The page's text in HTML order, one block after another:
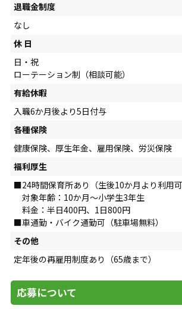
退職金制度
なし
休 日
日・祝
ローテーション制（相談可能）
有給休暇
入職6か月後より5日付与
各種保険
健康保険、厚生年金、雇用保険、労災保険
福利厚生
■24時間保育所あり（生後10か月より利用可
対象年齢：10か月～小学生3年生
料金：半日400円、1日800円
■車通勤・バイク通勤可（駐車場無料）
その他
定年後の再雇用制度あり（65歳まで）
応募について